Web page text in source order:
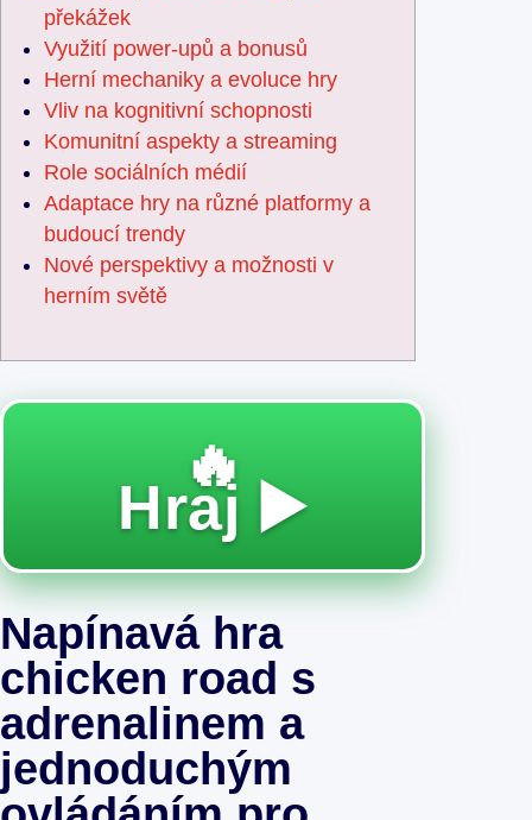
překážek
Využití power-upů a bonusů
Herní mechaniky a evoluce hry
Vliv na kognitivní schopnosti
Komunitní aspekty a streaming
Role sociálních médií
Adaptace hry na různé platformy a
budoucí trendy
Nové perspektivy a možnosti v
herním světě
🔥
Hraj ▶️
Napínavá hra
chicken road s
adrenalinem a
jednoduchým